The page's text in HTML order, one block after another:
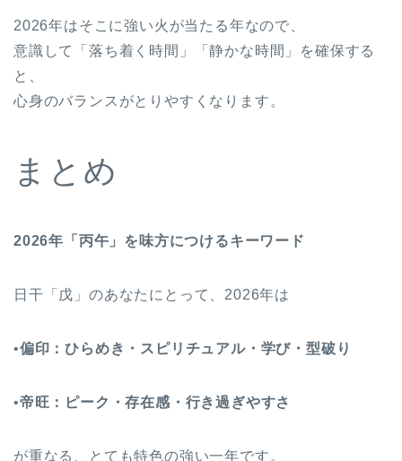
2026年はそこに強い火が当たる年なので、
意識して「落ち着く時間」「静かな時間」を確保する
と、
心身のバランスがとりやすくなります。
まとめ
2026年「丙午」を味方につけるキーワード
日干「戊」のあなたにとって、2026年は
•偏印：ひらめき・スピリチュアル・学び・型破り
•帝旺：ピーク・存在感・行き過ぎやすさ
が重なる、とても特色の強い一年です。